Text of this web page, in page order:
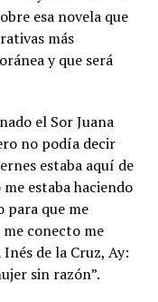
esa novela que
más
y que será
el Sor Juana
no podía decir
estaba aquí de
estaba haciendo
para que me
me conecto me
de la Cruz, Ay:
sin razón”.